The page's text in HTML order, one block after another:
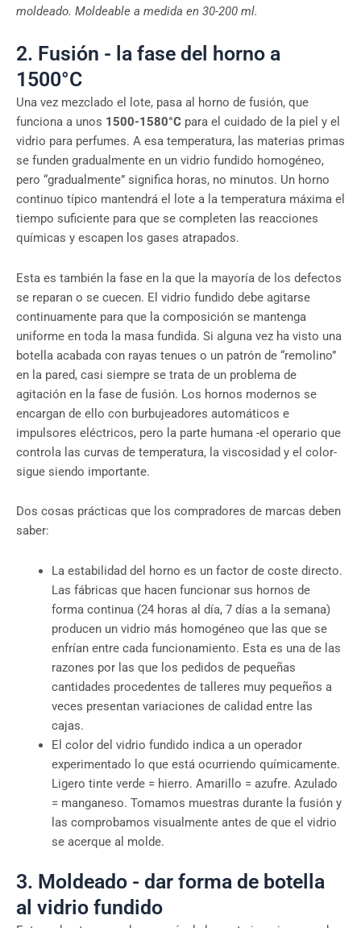
moldeado. Moldeable a medida en 30-200 ml.
2. Fusión - la fase del horno a
1500°C
Una vez mezclado el lote, pasa al horno de fusión, que
funciona a unos 1500-1580°C para el cuidado de la piel y el
vidrio para perfumes. A esa temperatura, las materias primas
se funden gradualmente en un vidrio fundido homogéneo,
pero “gradualmente” significa horas, no minutos. Un horno
continuo típico mantendrá el lote a la temperatura máxima el
tiempo suficiente para que se completen las reacciones
químicas y escapen los gases atrapados.
Esta es también la fase en la que la mayoría de los defectos
se reparan o se cuecen. El vidrio fundido debe agitarse
continuamente para que la composición se mantenga
uniforme en toda la masa fundida. Si alguna vez ha visto una
botella acabada con rayas tenues o un patrón de “remolino”
en la pared, casi siempre se trata de un problema de
agitación en la fase de fusión. Los hornos modernos se
encargan de ello con burbujeadores automáticos e
impulsores eléctricos, pero la parte humana -el operario que
controla las curvas de temperatura, la viscosidad y el color-
sigue siendo importante.
Dos cosas prácticas que los compradores de marcas deben
saber:
La estabilidad del horno es un factor de coste directo.
Las fábricas que hacen funcionar sus hornos de
forma continua (24 horas al día, 7 días a la semana)
producen un vidrio más homogéneo que las que se
enfrían entre cada funcionamiento. Esta es una de las
razones por las que los pedidos de pequeñas
cantidades procedentes de talleres muy pequeños a
veces presentan variaciones de calidad entre las
cajas.
El color del vidrio fundido indica a un operador
experimentado lo que está ocurriendo químicamente.
Ligero tinte verde = hierro. Amarillo = azufre. Azulado
= manganeso. Tomamos muestras durante la fusión y
las comprobamos visualmente antes de que el vidrio
se acerque al molde.
3. Moldeado - dar forma de botella
al vidrio fundido